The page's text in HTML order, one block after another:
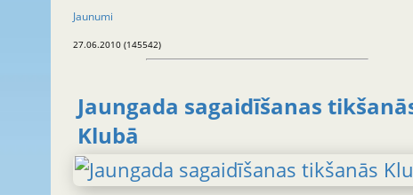
Jaunumi
27.06.2010 (145542)
Jaungada sagaidīšanas
Klubā